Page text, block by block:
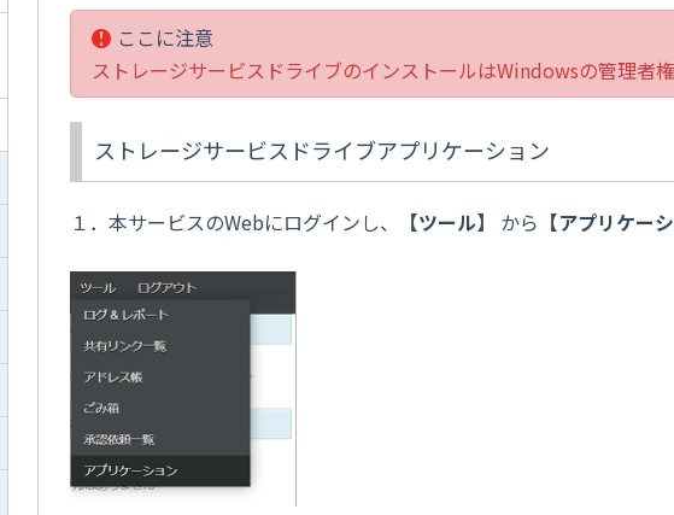
ここに注意
ストレージサービスドライブのインストールはWindowsの管理者
ストレージサービスドライブアプリケーション
１．本サービスのWebにログインし、 【ツール】 から 【アプリケー